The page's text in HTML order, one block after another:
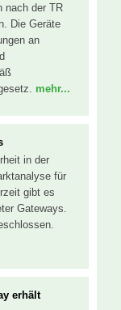
nach der TR
Die Geräte
an
mehr...
in der
für
gibt es
Gateways.
erhält